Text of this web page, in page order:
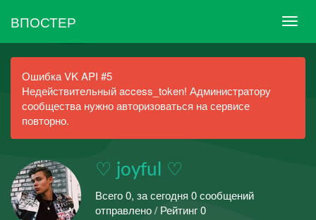
ВПОСТЕР
Ошибка VK API #5
Недействительный access_token! Администратору
сообщества нужно авторизоваться на сервисе
повторно.
♡ joyful ♡
Всего 0, за сегодня 0 сообщений
отправлено / Рейтинг 0